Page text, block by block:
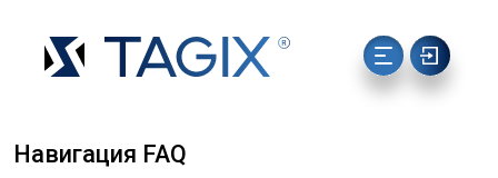
Навигация FAQ